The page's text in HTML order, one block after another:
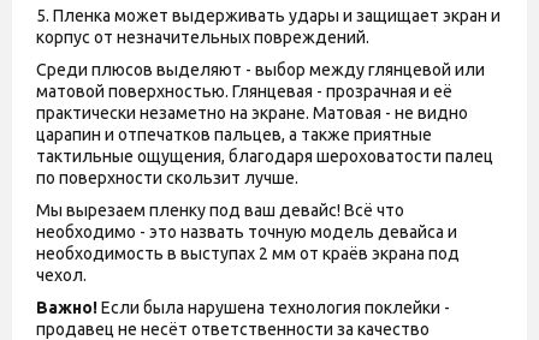
5. Пленка может выдерживать удары и защищает экран и
корпус от незначительных повреждений.
Среди плюсов выделяют - выбор между глянцевой или
матовой поверхностью. Глянцевая - прозрачная и её
практически незаметно на экране. Матовая - не видно
царапин и отпечатков пальцев, а также приятные
тактильные ощущения, благодаря шероховатости палец
по поверхности скользит лучше.
Мы вырезаем пленку под ваш девайс! Всё что
необходимо - это назвать точную модель девайса и
необходимость в выступах 2 мм от краёв экрана под
чехол.
Важно!Если была нарушена технология поклейки -
продавец не несёт ответственности за качество